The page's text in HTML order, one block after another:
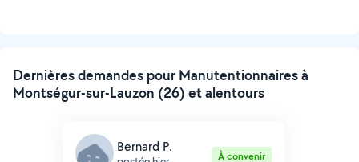
Dernières demandes pour Manutentionnaires à
Montségur-sur-Lauzon (26) et alentours
Bernard P.
À convenir